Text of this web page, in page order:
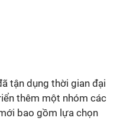
tận dụng thời gian đại
thêm một nhóm các
bao gồm lựa chọn